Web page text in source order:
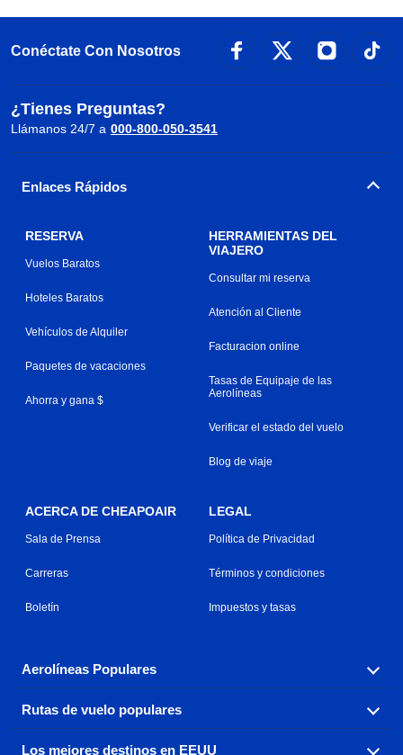
Conéctate Con Nosotros
¿Tienes Preguntas?
Llámanos 24/7 a 000-800-050-3541
Enlaces Rápidos
RESERVA
Vuelos Baratos
Hoteles Baratos
Vehículos de Alquiler
Paquetes de vacaciones
Ahorra y gana $
HERRAMIENTAS DEL
VIAJERO
Consultar mi reserva
Atención al Cliente
Facturacion online
Tasas de Equipaje de las
Aerolíneas
Verificar el estado del vuelo
Blog de viaje
ACERCA DE CHEAPOAIR
Sala de Prensa
Carreras
Boletín
LEGAL
Política de Privacidad
Términos y condiciones
Impuestos y tasas
Aerolíneas Populares
Explora nuestras opciones de tarifas aéreas baratas por
aerolínea, con más de 500 opciones para elegir.
Rutas de vuelo populares
Los mejores destinos en EEUU